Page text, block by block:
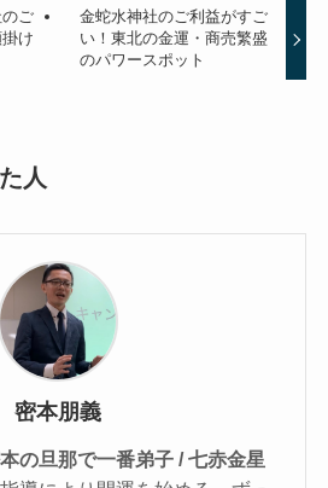
ご
け
金蛇水神社のご利益がすご
い！東北の金運・商売繁盛
のパワースポット
人
密本朋義
の旦那で一番弟子 / 七赤金星